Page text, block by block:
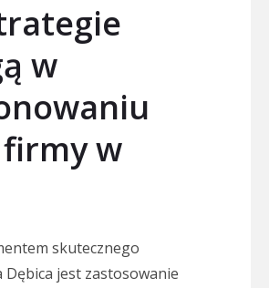
w
w
skutecznego
Dębica jest zastosowanie